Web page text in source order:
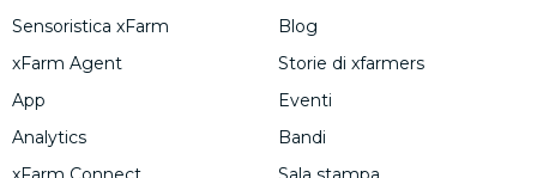
Sensoristica xFarm
xFarm Agent
App
Analytics
Blog
Storie di xfarmers
Eventi
Bandi